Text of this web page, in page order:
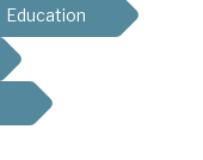
Education